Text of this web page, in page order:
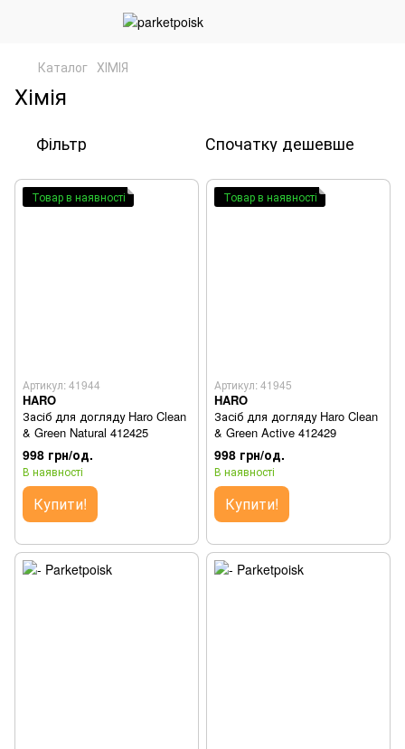
Каталог ХІМІЯ
Хімія
Фільтр Спочатку дешевше
Товар в наявності
Артикул: 41944
HARO
Засіб для догляду Haro Clean
& Green Natural 412425
998 грн/од.
В наявності
Купити!
Товар в наявності
Артикул: 41945
HARO
Засіб для догляду Haro Clean
& Green Active 412429
998 грн/од.
В наявності
Купити!